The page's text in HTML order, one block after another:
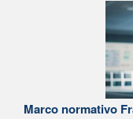
Marco normativo